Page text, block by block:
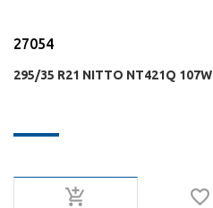
27054
295/35 R21 NITTO NT421Q 107W